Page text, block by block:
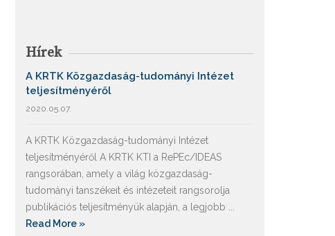
Hírek
A KRTK Közgazdaság-tudományi Intézet
teljesítményéről
2020.05.07.
A KRTK Közgazdaság-tudományi Intézet
teljesítményéről A KRTK KTI a RePEc/IDEAS
rangsorában, amely a világ közgazdaság-
tudományi tanszékeit és intézeteit rangsorolja
publikációs teljesítményük alapján, a legjobb ...
Read More »